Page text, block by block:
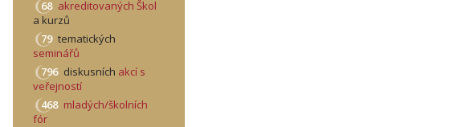
68 akreditovaných Škol
a kurzů
79 tematických
seminářů
796 diskusních akcí s
veřejností
468 mladých/školních
fór